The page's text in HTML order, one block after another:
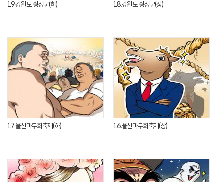
19.강원도 횡성군(하) 18.강원도 횡성군(상)
17.울산마두희축제(하) 16.울산마두희축제(상)